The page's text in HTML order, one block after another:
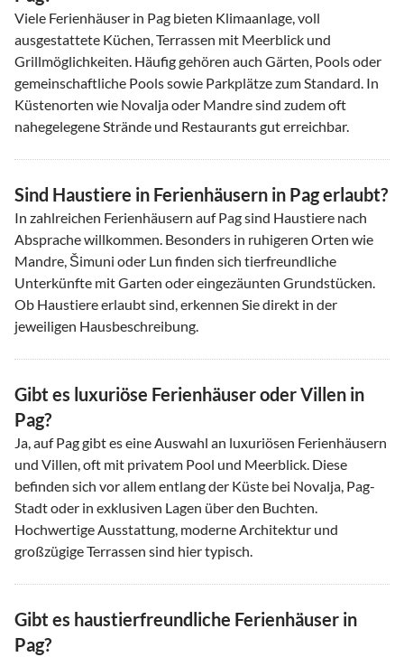
Viele Ferienhäuser in Pag bieten Klimaanlage, voll
ausgestattete Küchen, Terrassen mit Meerblick und
Grillmöglichkeiten. Häufig gehören auch Gärten, Pools oder
gemeinschaftliche Pools sowie Parkplätze zum Standard. In
Küstenorten wie Novalja oder Mandre sind zudem oft
nahegelegene Strände und Restaurants gut erreichbar.
Sind Haustiere in Ferienhäusern in Pag erlaubt?
In zahlreichen Ferienhäusern auf Pag sind Haustiere nach
Absprache willkommen. Besonders in ruhigeren Orten wie
Mandre, Šimuni oder Lun finden sich tierfreundliche
Unterkünfte mit Garten oder eingezäunten Grundstücken.
Ob Haustiere erlaubt sind, erkennen Sie direkt in der
jeweiligen Hausbeschreibung.
Gibt es luxuriöse Ferienhäuser oder Villen in
Pag?
Ja, auf Pag gibt es eine Auswahl an luxuriösen Ferienhäusern
und Villen, oft mit privatem Pool und Meerblick. Diese
befinden sich vor allem entlang der Küste bei Novalja, Pag-
Stadt oder in exklusiven Lagen über den Buchten.
Hochwertige Ausstattung, moderne Architektur und
großzügige Terrassen sind hier typisch.
Gibt es haustierfreundliche Ferienhäuser in
Pag?